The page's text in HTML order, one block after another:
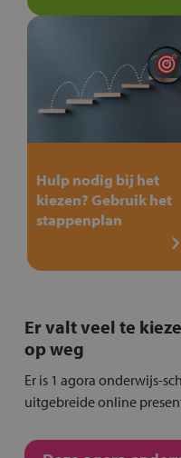
Hulp nodig bij het
kiezen? Gebruik het
stappenplan
Er valt veel te
op weg
Er is 1 agora onderwijs-
uitgebreide online